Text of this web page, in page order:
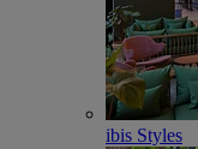
ibis Styles